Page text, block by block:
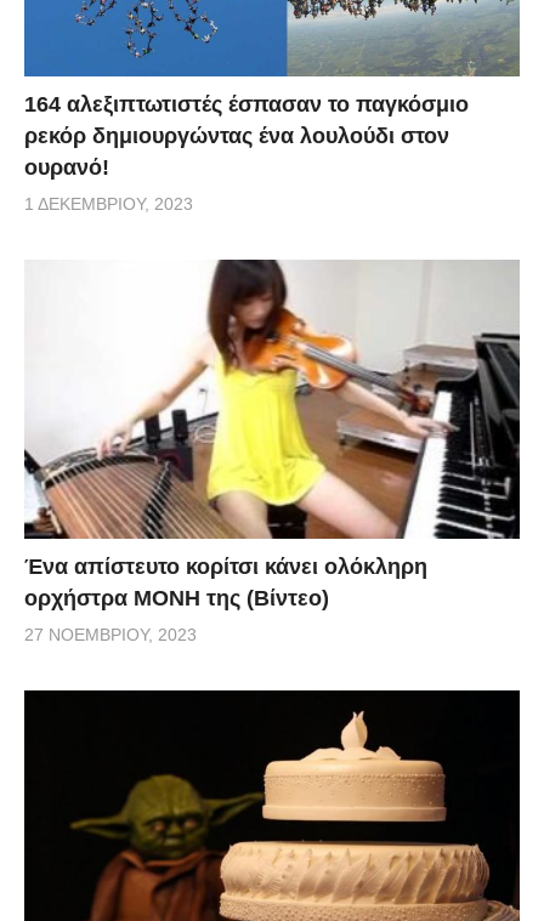
164 αλεξιπτωτιστές έσπασαν το παγκόσμιο
ρεκόρ δημιουργώντας ένα λουλούδι στον
ουρανό!
1 ΔΕΚΕΜΒΡΊΟΥ, 2023
Ένα απίστευτο κορίτσι κάνει ολόκληρη
ορχήστρα ΜΟΝΗ της (Βίντεο)
27 ΝΟΕΜΒΡΊΟΥ, 2023